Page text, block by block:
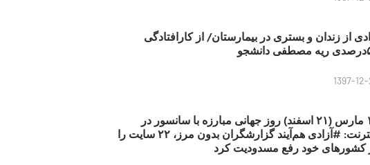
از زندان و بستری در بیمارستان/ از کارافتادگی
1397-
۱۲ مارس (۲۱ اسفند) روز جهانی مبارزه با سانسور در
اینترنت: #آزادی هم‌آیند گزارشگران‌ بدون مرز، ۲۲ سایت را
کشورهای خود رفع مسدودیت کرد